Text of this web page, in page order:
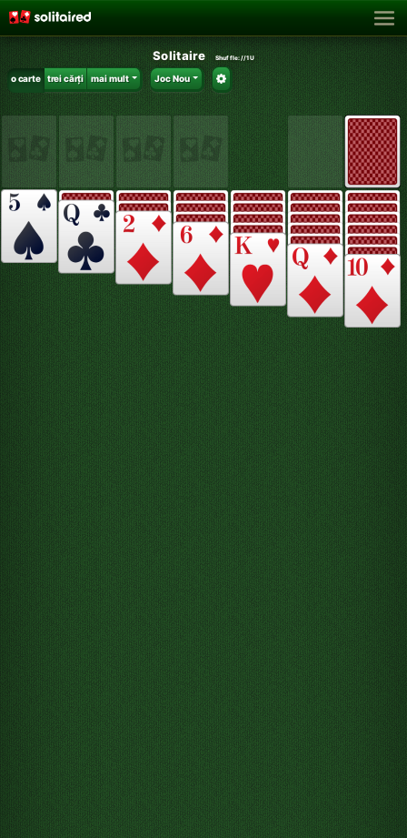
Solitaire Shuffle://1U
o carte trei cărți mai mult Joc Nou